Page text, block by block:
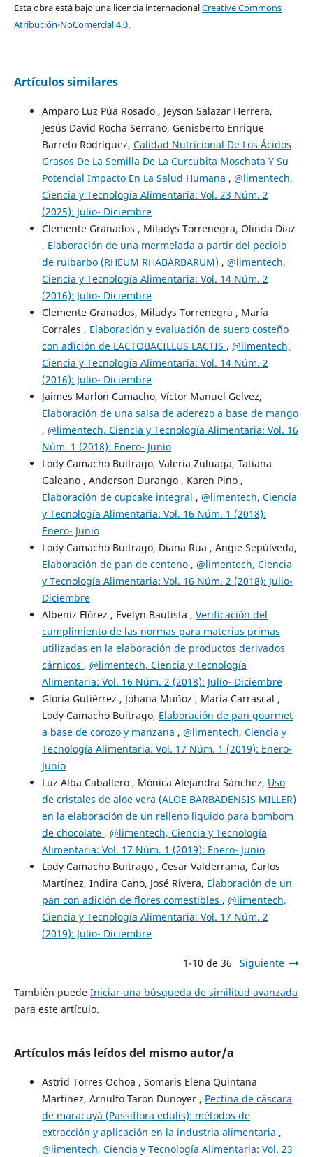
Esta obra está bajo una licencia internacionalCreative Commons
Atribución-NoComercial 4.0.
Artículos similares
Amparo Luz Púa Rosado , Jeyson Salazar Herrera,
Jesús David Rocha Serrano, Genisberto Enrique
Barreto Rodríguez, Calidad Nutricional De Los Ácidos
Grasos De La Semilla De La Curcubita Moschata Y Su
Potencial Impacto En La Salud Humana , @limentech,
Ciencia y Tecnología Alimentaria: Vol. 23 Núm. 2
(2025): Julio- Diciembre
Clemente Granados , Miladys Torrenegra, Olinda Díaz
, Elaboración de una mermelada a partir del peciolo
de ruibarbo (RHEUM RHABARBARUM) , @limentech,
Ciencia y Tecnología Alimentaria: Vol. 14 Núm. 2
(2016): Julio- Diciembre
Clemente Granados, Miladys Torrenegra , María
Corrales , Elaboración y evaluación de suero costeño
con adición de LACTOBACILLUS LACTIS , @limentech,
Ciencia y Tecnología Alimentaria: Vol. 14 Núm. 2
(2016): Julio- Diciembre
Jaimes Marlon Camacho, Víctor Manuel Gelvez,
Elaboración de una salsa de aderezo a base de mango
, @limentech, Ciencia y Tecnología Alimentaria: Vol. 16
Núm. 1 (2018): Enero- Junio
Lody Camacho Buitrago, Valeria Zuluaga, Tatiana
Galeano , Anderson Durango , Karen Pino ,
Elaboración de cupcake integral , @limentech, Ciencia
y Tecnología Alimentaria: Vol. 16 Núm. 1 (2018):
Enero- Junio
Lody Camacho Buitrago, Diana Rua , Angie Sepúlveda,
Elaboración de pan de centeno , @limentech, Ciencia
y Tecnología Alimentaria: Vol. 16 Núm. 2 (2018): Julio-
Diciembre
Albeniz Flórez , Evelyn Bautista , Verificación del
cumplimiento de las normas para materias primas
utilizadas en la elaboración de productos derivados
cárnicos , @limentech, Ciencia y Tecnología
Alimentaria: Vol. 16 Núm. 2 (2018): Julio- Diciembre
Gloria Gutiérrez , Johana Muñoz , María Carrascal ,
Lody Camacho Buitrago, Elaboración de pan gourmet
a base de corozo y manzana , @limentech, Ciencia y
Tecnología Alimentaria: Vol. 17 Núm. 1 (2019): Enero-
Junio
Luz Alba Caballero , Mónica Alejandra Sánchez, Uso
de cristales de aloe vera (ALOE BARBADENSIS MILLER)
en la elaboración de un relleno liquido para bombom
de chocolate , @limentech, Ciencia y Tecnología
Alimentaria: Vol. 17 Núm. 1 (2019): Enero- Junio
Lody Camacho Buitrago , Cesar Valderrama, Carlos
Martínez, Indira Cano, José Rivera, Elaboración de un
pan con adición de flores comestibles , @limentech,
Ciencia y Tecnología Alimentaria: Vol. 17 Núm. 2
(2019): Julio- Diciembre
1-10 de 36 Siguiente
También puede Iniciar una búsqueda de similitud avanzada
para este artículo.
Artículos más leídos del mismo autor/a
Astrid Torres Ochoa , Somaris Elena Quintana
Martinez, Arnulfo Taron Dunoyer , Pectina de cáscara
de maracuyá (Passiflora edulis): métodos de
extracción y aplicación en la industria alimentaria ,
@limentech, Ciencia y Tecnología Alimentaria: Vol. 23